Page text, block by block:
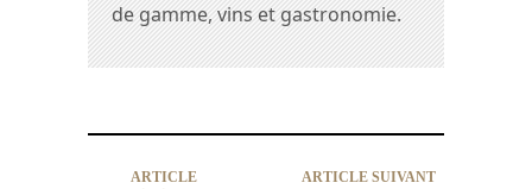
de gamme, vins et gastronomie.
ARTICLE
ARTICLE SUIVANT